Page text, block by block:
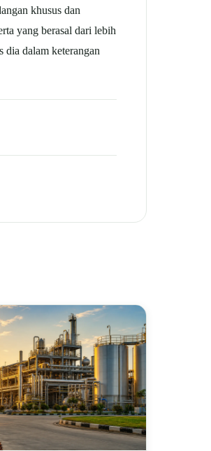
khusus dan
yang berasal dari lebih
dia dalam keterangan